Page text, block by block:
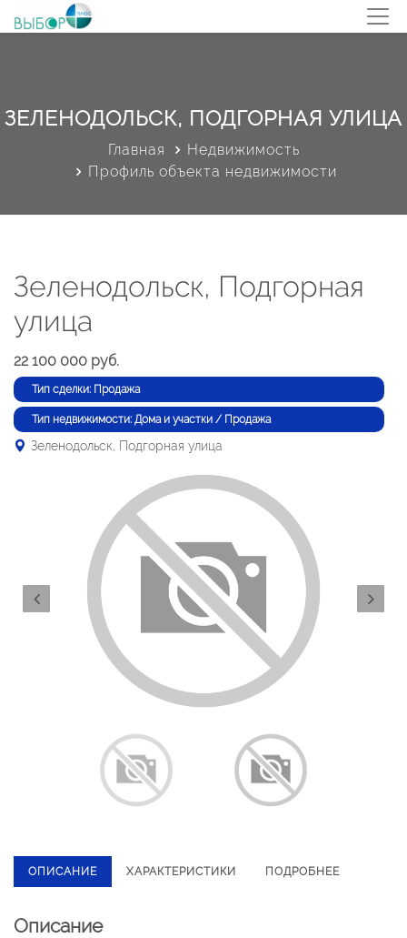
ЗЕЛЕНОДОЛЬСК, ПОДГОРНАЯ УЛИЦА
Главная
Недвижимость
Профиль объекта недвижимости
Зеленодольск, Подгорная
улица
22 100 000 руб.
Тип сделки: Продажа
Тип недвижимости: Дома и участки / Продажа
Зеленодольск, Подгорная улица
ОПИСАНИЕ ХАРАКТЕРИСТИКИ ПОДРОБНЕЕ
Описание